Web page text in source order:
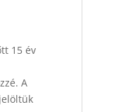
15 év
A